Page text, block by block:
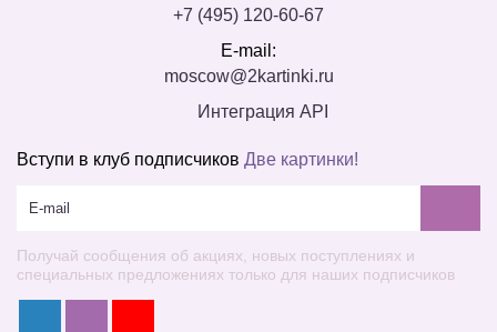
+7 (495) 120-60-67
E-mail:
moscow@2kartinki.ru
Интеграция API
Вступи в клуб подписчиков Две картинки!
Получай сообщения об акциях, новых поступлениях и
специальных предложениях только для наших подписчиков